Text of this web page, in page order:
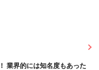
業界的には知名度もあった